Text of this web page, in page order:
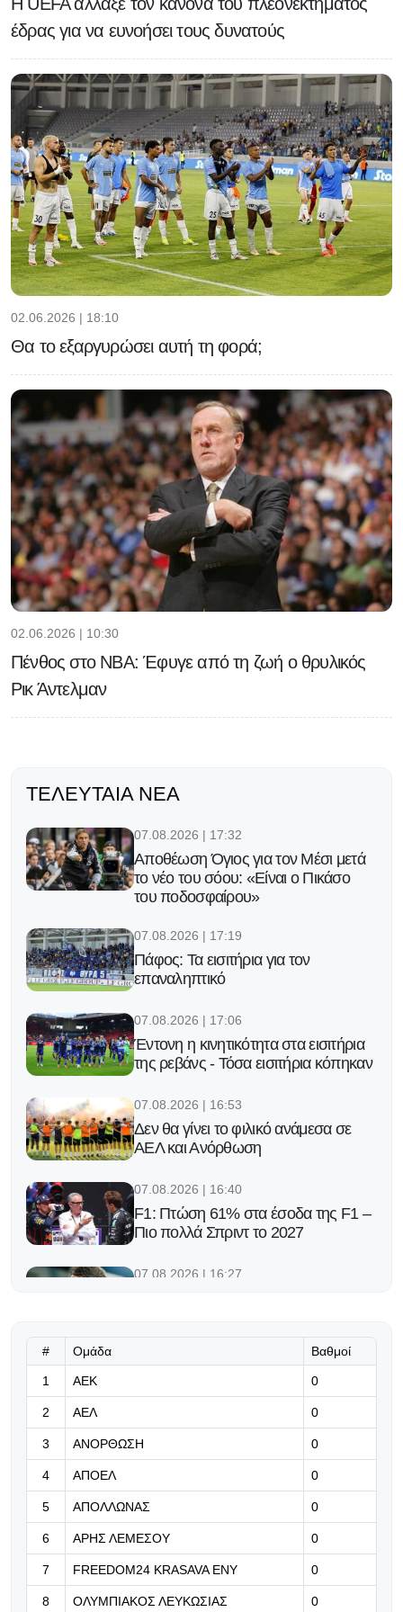
έδρας για να ευνοήσει τους δυνατούς
02.06.2026 | 18:10
Θα το εξαργυρώσει αυτή τη φορά;
02.06.2026 | 10:30
Πένθος στο NBA: Έφυγε από τη ζωή ο θρυλικός
Ρικ Άντελμαν
ΤΕΛΕΥΤΑΊΑ ΝΈΑ
07.08.2026 | 17:32
Αποθέωση Όγιος για τον Μέσι μετά
το νέο του σόου: «Είναι ο Πικάσο
του ποδοσφαίρου»
07.08.2026 | 17:19
Πάφος: Τα εισιτήρια για τον
επαναληπτικό
07.08.2026 | 17:06
Έντονη η κινητικότητα στα εισιτήρια
της ρεβάνς - Τόσα εισιτήρια κόπηκαν
07.08.2026 | 16:53
Δεν θα γίνει το φιλικό ανάμεσα σε
ΑΕΛ και Ανόρθωση
07.08.2026 | 16:40
F1: Πτώση 61% στα έσοδα της F1 –
Πιο πολλά Σπριντ το 2027
07.08.2026 | 16:27
ωραιοποίηση
07.08.2026 | 16:01
Παναθηναϊκού» - Τι αναφέρουν οι
Σέρβοι για τον Ούγκρεσιτς
07.08.2026 | 16:00
Επίσημο: Συμφωνία με Κεϊτά
# Ομάδα Βαθμοί
1 ΑΕΚ 0
2 ΑΕΛ 0
3 ΑΝΟΡΘΩΣΗ 0
4 ΑΠΟΕΛ 0
5 ΑΠΟΛΛΩΝΑΣ 0
6 ΑΡΗΣ ΛΕΜΕΣΟΥ 0
7 FREEDOM24 KRASAVA ΕΝΥ 0
8 ΟΛΥΜΠΙΑΚΟΣ ΛΕΥΚΩΣΙΑΣ 0